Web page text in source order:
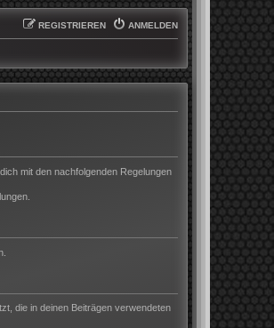
ANMELDEN
REGISTRIEREN
mit den nachfolgenden Regelungen
die in deinen Beiträgen verwendeten